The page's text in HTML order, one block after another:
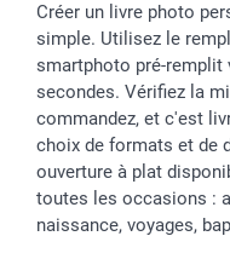
Créer un livre photo
simple. Utilisez le
smartphoto pré-remplit
secondes. Vérifiez la
commandez, et c'est
choix de formats et de
ouverture à plat
toutes les occasions :
naissance, voyages,